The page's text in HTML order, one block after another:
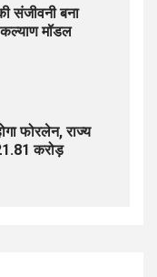
संजीवनी बना
मॉडल
फोरलेन, राज्य
करोड़